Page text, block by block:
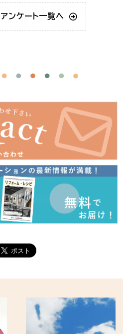
アンケート一覧へ